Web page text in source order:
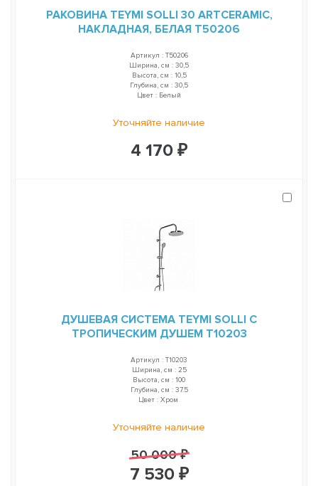
РАКОВИНА TEYMI SOLLI 30 ARTCERAMIC,
НАКЛАДНАЯ, БЕЛАЯ T50206
Артикул : T50206
Ширина, см : 30,5
Высота, см : 10,5
Глубина, см : 30,5
Цвет : Белый
Уточняйте наличие
4 170 ₽
ДУШЕВАЯ СИСТЕМА TEYMI SOLLI С
ТРОПИЧЕСКИМ ДУШЕМ T10203
Артикул : T10203
Ширина, см : 25
Высота, см : 100
Глубина, см : 37.5
Цвет : Хром
Уточняйте наличие
50 000 ₽
7 530 ₽